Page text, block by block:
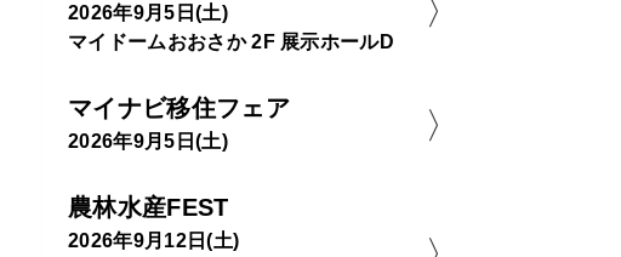
2026年9月5日(土)
マイドームおおさか 2F 展示ホールD
マイナビ移住フェア
2026年9月5日(土)
農林水産FEST
2026年9月12日(土)